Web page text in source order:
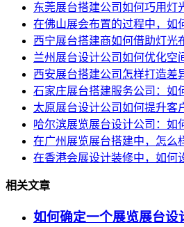
东莞展台搭建公司如何巧用灯
在佛山展会布置的过程中，如
西宁展台搭建商如何借助灯光
兰州展台设计公司如何优化空
西安展台搭建公司怎样打造差
石家庄展台搭建服务公司：如
太原展台设计公司如何提升客
哈尔滨展览展台设计公司：如
在广州展览展台搭建中，怎么
在香港会展设计装修中，如何
相关文章
如何确定一个展览展台设